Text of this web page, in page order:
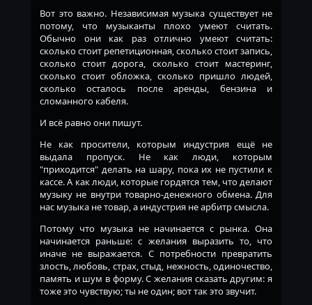
Вот это важно. Независимая музыка существует не
потому, что музыканты плохо умеют считать.
Обычно они как раз отлично умеют считать:
сколько стоит репетиционная, сколько стоит запись,
сколько стоит дорога, сколько стоит мастеринг,
сколько стоит обложка, сколько пришло людей,
сколько осталось после аренды, бензина и
сломанного кабеля.
И всё равно они пишут.
Не как просители, которым индустрия ещё не
выдала пропуск. Не как люди, которым
"приходится" делать на шару, пока их не пустили к
кассе. А как люди, которые гордятся тем, что делают
музыку не внутри товарно-денежного обмена. Для
нас музыка не товар, а индустрия не арбитр смысла.
Потому что музыка не начинается с рынка. Она
начинается раньше: с желания выразить то, что
иначе не выражается. С потребности превратить
злость, любовь, страх, стыд, нежность, одиночество,
память и шум в форму. С желания сказать другим: я
тоже это чувствую; ты не один; вот так это звучит.